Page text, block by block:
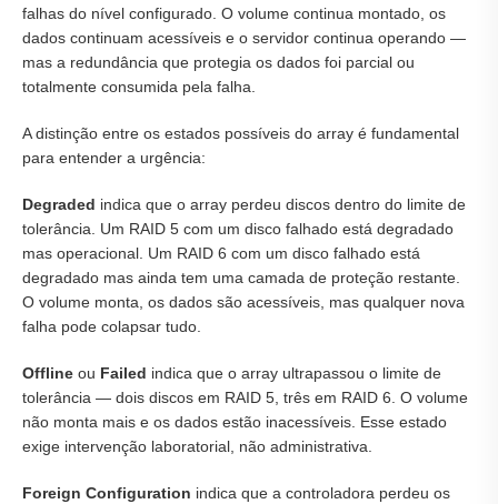
falhas do nível configurado. O volume continua montado, os
dados continuam acessíveis e o servidor continua operando —
mas a redundância que protegia os dados foi parcial ou
totalmente consumida pela falha.
A distinção entre os estados possíveis do array é fundamental
para entender a urgência:
Degraded indica que o array perdeu discos dentro do limite de
tolerância. Um RAID 5 com um disco falhado está degradado
mas operacional. Um RAID 6 com um disco falhado está
degradado mas ainda tem uma camada de proteção restante.
O volume monta, os dados são acessíveis, mas qualquer nova
falha pode colapsar tudo.
Offline ou Failed indica que o array ultrapassou o limite de
tolerância — dois discos em RAID 5, três em RAID 6. O volume
não monta mais e os dados estão inacessíveis. Esse estado
exige intervenção laboratorial, não administrativa.
Foreign Configuration indica que a controladora perdeu os